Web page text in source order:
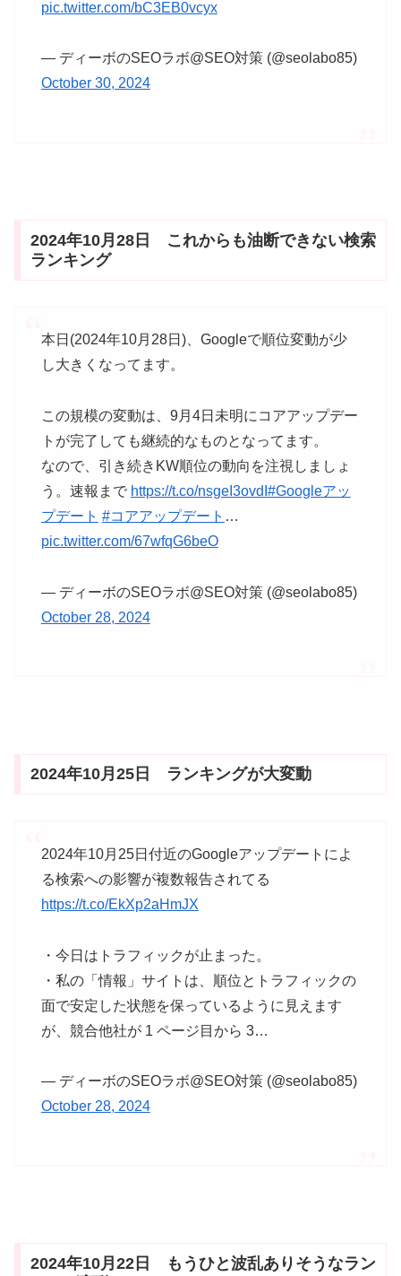
pic.twitter.com/bC3EB0vcyx
— ディーボのSEOラボ@SEO対策 (@seolabo85)
October 30, 2024
2024年10月28日 これからも油断できない検索
ランキング
本日(2024年10月28日)、Googleで順位変動が少
し大きくなってます。
この規模の変動は、9月4日未明にコアアップデー
トが完了しても継続的なものとなってます。
なので、引き続きKW順位の動向を注視しましょ
う。速報まで https://t.co/nsgeI3ovdI #Googleアッ
プデート #コアアップデート …
pic.twitter.com/67wfqG6beO
— ディーボのSEOラボ@SEO対策 (@seolabo85)
October 28, 2024
2024年10月25日 ランキングが大変動
2024年10月25日付近のGoogleアップデートによ
る検索への影響が複数報告されてる
https://t.co/EkXp2aHmJX
・今日はトラフィックが止まった。
・私の「情報」サイトは、順位とトラフィックの
面で安定した状態を保っているように見えます
が、競合他社が 1 ページ目から 3…
— ディーボのSEOラボ@SEO対策 (@seolabo85)
October 28, 2024
2024年10月22日 もうひと波乱ありそうなラン